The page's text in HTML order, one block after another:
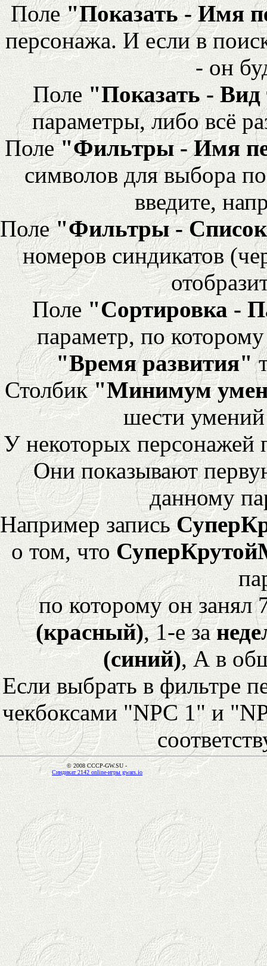
Поле"Показать - Имя
персонажа. И если в
- он
Поле "Показать -
параметры, либо всё
Поле"Фильтры - Имя
символов для выбора
введите,
Поле"Фильтры - Список
номеров синдикатов
Поле "Сортировка -
параметр, по
"Время развития"
Столбик"Минимум
шести
У некоторых персонажей
Они показывают
данному
Например запись
о том, что
по которому он
(красный), 1-е за
(синий), А в
Если выбрать в фильтре
чекбоксами "NPC 1" и
© 2008 CCCP-GW.SU -
Синдикат 2142 online-игры gwars.io